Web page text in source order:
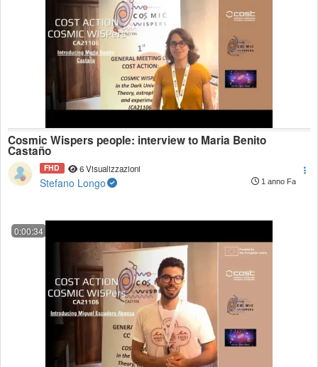
Cosmic Wispers people: interview to Maria Benito
Castaño
FHD 6 Visualizzazioni
Stefano Longo 1 anno Fa
0:00:34